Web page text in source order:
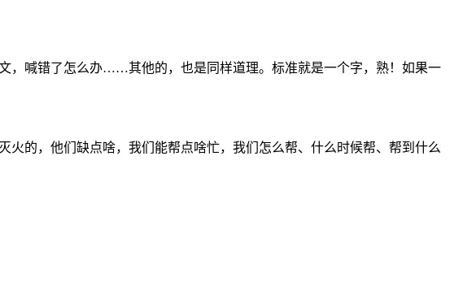
，喊错了怎么办……其他的，也是同样道理。标准就是一个字，熟！如果一
火的，他们缺点啥，我们能帮点啥忙，我们怎么帮、什么时候帮、帮到什么